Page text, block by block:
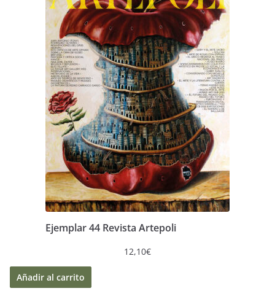
Ejemplar 44 Revista Artepoli
12,10€
Añadir al carrito